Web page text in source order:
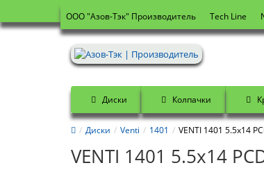
OOO "Азов-Тэк" Производитель Tech Line
Диски Колпачки
Диски Venti 1401 VENTI 1401 5.5x14
VENTI 1401 5.5x14